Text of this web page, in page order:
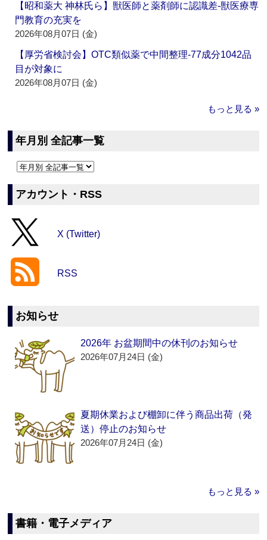
【昭和薬大 神林氏ら】獣医師と薬剤師に認識差‐獣医療専
門教育の充実を
2026年08月07日 (金)
【厚労省検討会】OTC類似薬で中間整理‐77成分1042品
目が対象に
2026年08月07日 (金)
もっと見る »
年月別 全記事一覧
アカウント・RSS
X (Twitter)
RSS
お知らせ
2026年 お盆期間中の休刊のお知らせ
2026年07月24日 (金)
夏期休業および棚卸に伴う商品出荷（発
送）停止のお知らせ
2026年07月24日 (金)
もっと見る »
書籍・電子メディア